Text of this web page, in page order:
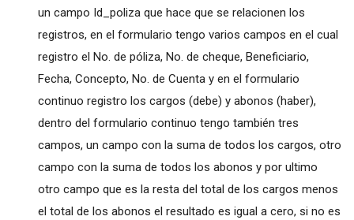
un campo Id_poliza que hace que se relacionen los
registros, en el formulario tengo varios campos en el cual
registro el No. de póliza, No. de cheque, Beneficiario,
Fecha, Concepto, No. de Cuenta y en el formulario
continuo registro los cargos (debe) y abonos (haber),
dentro del formulario continuo tengo también tres
campos, un campo con la suma de todos los cargos, otro
campo con la suma de todos los abonos y por ultimo
otro campo que es la resta del total de los cargos menos
el total de los abonos el resultado es igual a cero, si no es